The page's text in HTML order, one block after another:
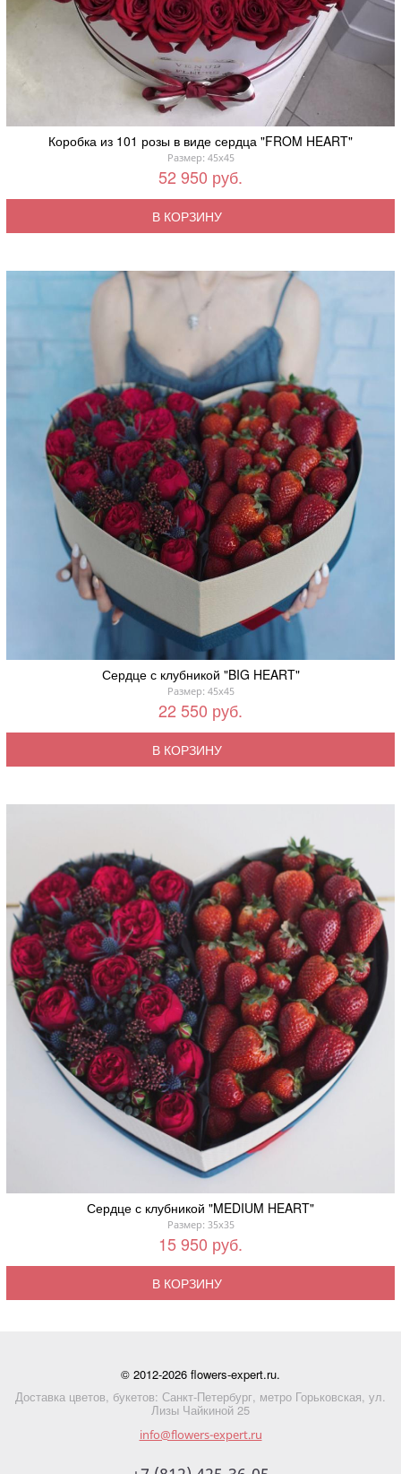
Коробка из 101 розы в виде сердца "FROM HEART"
Размер: 45x45
52 950 руб.
В КОРЗИНУ
Сердце с клубникой "BIG HEART"
Размер: 45x45
22 550 руб.
В КОРЗИНУ
Сердце с клубникой "MEDIUM HEART"
Размер: 35x35
15 950 руб.
В КОРЗИНУ
© 2012-2026 flowers-expert.ru.
Доставка цветов, букетов: Санкт-Петербург, метро Горьковская, ул.
Лизы Чайкиной 25
info@flowers-expert.ru